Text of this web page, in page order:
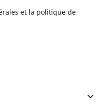
et la politique de
